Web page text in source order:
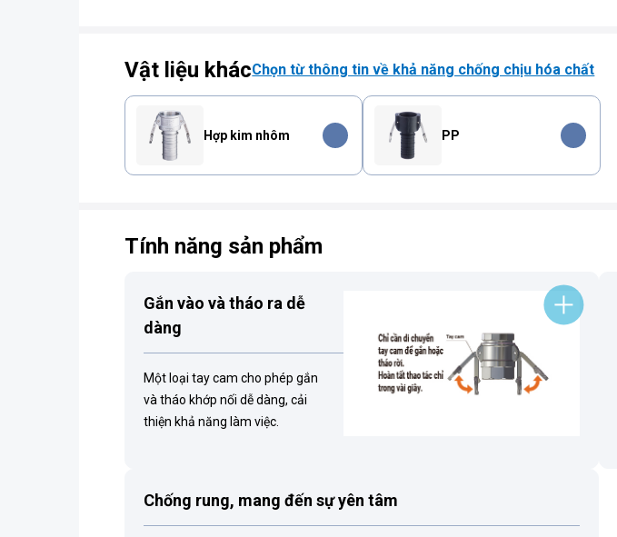
Vật liệu khácChọn từ thông tin về khả năng chống chịu hóa chất
Hợp kim nhôm PP
Tính năng sản phẩm
Gắn vào và tháo ra dễ
dàng
Một loại tay cam cho phép gắn
và tháo khớp nối dễ dàng, cải
thiện khả năng làm việc.
Chống rung, mang đến sự yên tâm